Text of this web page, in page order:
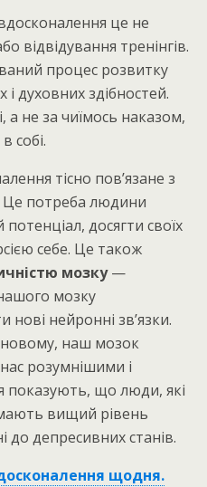
це не
відвідування тренінгів.
процес розвитку
і духовних здібностей.
а не за чиїмось наказом,
собі.
тісно пов’язане з
Це потреба людини
досягти своїх
себе. Це також
мозку—
мозку
нові нейронні зв’язки.
наш мозок
розумнішими і
показують, що люди, які
вищий рівень
до депресивних станів.
щодня.